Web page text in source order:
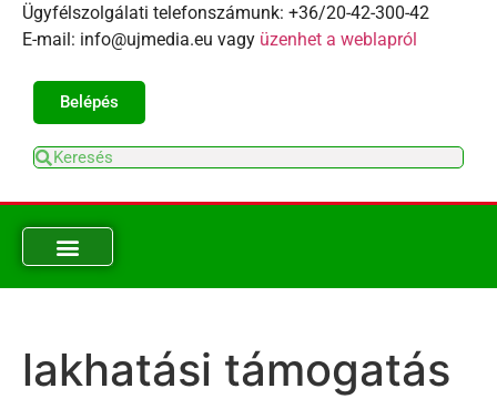
Ügyfélszolgálati telefonszámunk: +36/20-42-300-42
E-mail: info@ujmedia.eu vagy üzenhet a weblapról
Belépés
lakhatási támogatás